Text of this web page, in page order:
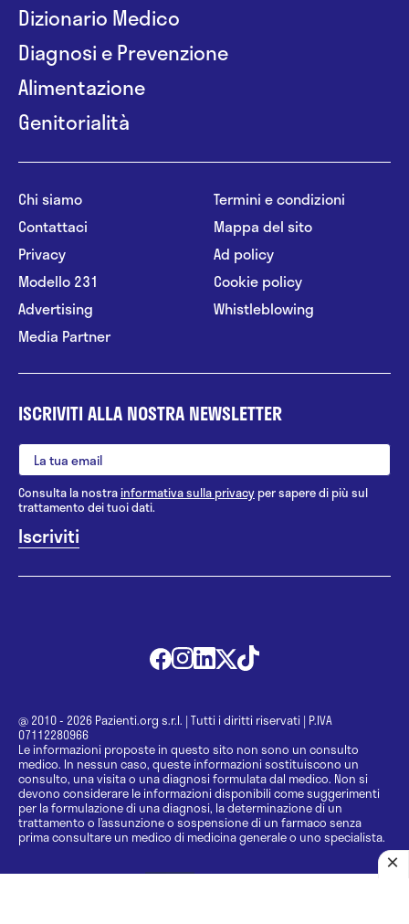
Dizionario Medico
Diagnosi e Prevenzione
Alimentazione
Genitorialità
Chi siamo
Contattaci
Privacy
Modello 231
Advertising
Media Partner
Termini e condizioni
Mappa del sito
Ad policy
Cookie policy
Whistleblowing
ISCRIVITI ALLA NOSTRA NEWSLETTER
Consulta la nostrainformativa sulla privacy per sapere di più sul
trattamento dei tuoi dati.
@ 2010 - 2026 Pazienti.org s.r.l. | Tutti i diritti riservati | P.IVA
07112280966
Le informazioni proposte in questo sito non sono un consulto
medico. In nessun caso, queste informazioni sostituiscono un
consulto, una visita o una diagnosi formulata dal medico. Non si
devono considerare le informazioni disponibili come suggerimenti
per la formulazione di una diagnosi, la determinazione di un
trattamento o l’assunzione o sospensione di un farmaco senza
prima consultare un medico di medicina generale o uno specialista.